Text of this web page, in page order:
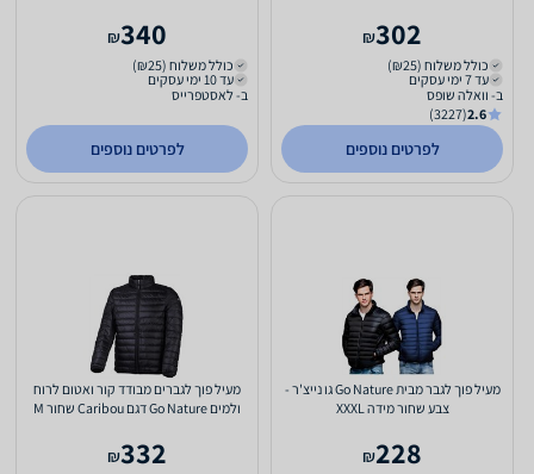
302
₪
כולל משלוח (₪25)
עד 7 ימי עסקים
ב- וואלה שופס
2.6
(3227)
לפרטים נוספים
340
₪
כולל משלוח (₪25)
עד 10 ימי עסקים
ב- לאסטפרייס
לפרטים נוספים
מעיל פוך לגבר מבית Go Nature גו נייצ'ר -
צבע שחור מידה XXXL
228
₪
מעיל פוך לגברים מבודד קור ואטום לרוח
ולמים Go Nature דגם Caribou שחור M
332
₪